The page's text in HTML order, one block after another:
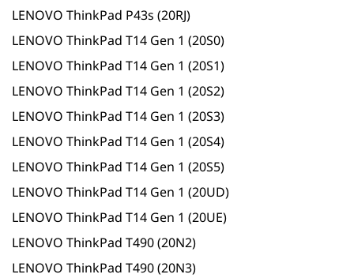
LENOVO ThinkPad P43s (20RJ)
LENOVO ThinkPad T14 Gen 1 (20S0)
LENOVO ThinkPad T14 Gen 1 (20S1)
LENOVO ThinkPad T14 Gen 1 (20S2)
LENOVO ThinkPad T14 Gen 1 (20S3)
LENOVO ThinkPad T14 Gen 1 (20S4)
LENOVO ThinkPad T14 Gen 1 (20S5)
LENOVO ThinkPad T14 Gen 1 (20UD)
LENOVO ThinkPad T14 Gen 1 (20UE)
LENOVO ThinkPad T490 (20N2)
LENOVO ThinkPad T490 (20N3)